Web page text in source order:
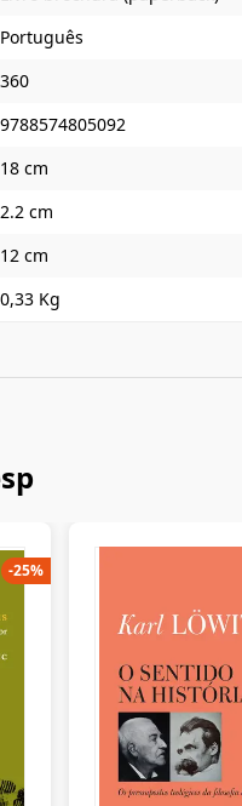
Português
360
9788574805092
18 cm
2.2 cm
12 cm
0,33 Kg
-25%